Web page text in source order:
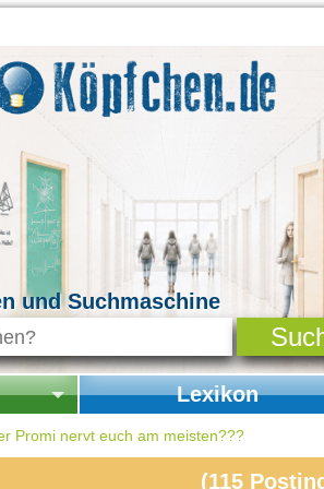
und Suchmaschine
Lexikon
Startseite Lexikon
Promi nervt euch am meisten???
(115